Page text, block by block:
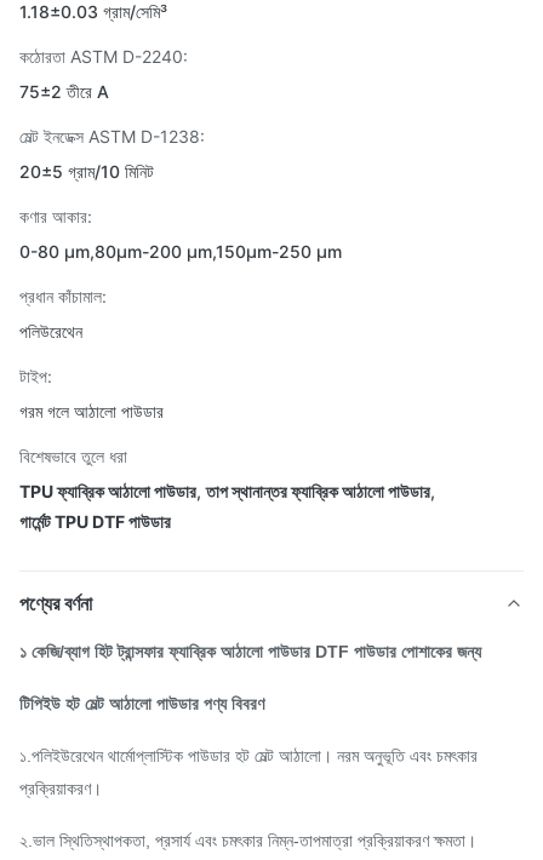
1.18±0.03 গ্রাম/সেমি³
কঠোরতা ASTM D-2240:
75±2 তীরে A
মেল্ট ইনডেক্স ASTM D-1238:
20±5 গ্রাম/10 মিনিট
কণার আকার:
0-80 μm,80μm-200 μm,150μm-250 μm
প্রধান কাঁচামাল:
পলিউরেথেন
টাইপ:
গরম গলে আঠালো পাউডার
বিশেষভাবে তুলে ধরা
TPU ফ্যাব্রিক আঠালো পাউডার,তাপ স্থানান্তর ফ্যাব্রিক আঠালো পাউডার,
গার্মেন্ট TPU DTF পাউডার
পণ্যের বর্ণনা
১ কেজি/ব্যাগ হিট ট্রান্সফার ফ্যাব্রিক আঠালো পাউডার DTF পাউডার পোশাকের জন্য
টিপিইউ হট মেল্ট আঠালো পাউডার পণ্য বিবরণ
১.পলিইউরেথেন থার্মোপ্লাস্টিক পাউডার হট মেল্ট আঠালো। নরম অনুভূতি এবং চমৎকার
প্রক্রিয়াকরণ।
২.ভাল স্থিতিস্থাপকতা, প্রসার্য এবং চমৎকার নিম্ন-তাপমাত্রা প্রক্রিয়াকরণ ক্ষমতা।